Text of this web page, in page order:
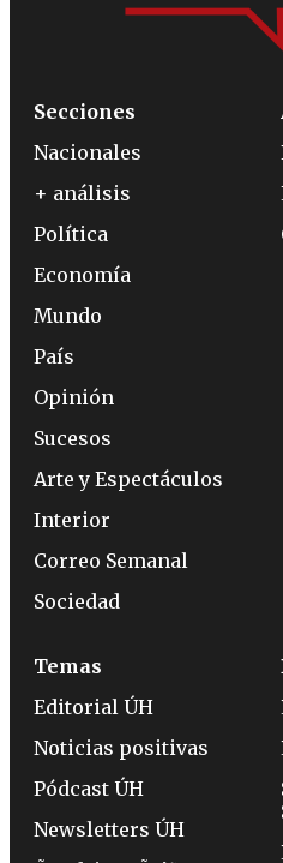
Secciones
Nacionales
+ análisis
Política
Economía
Mundo
País
Opinión
Sucesos
Arte y Espectáculos
Interior
Correo Semanal
Sociedad
Temas
Editorial ÚH
Noticias positivas
Pódcast ÚH
Newsletters ÚH